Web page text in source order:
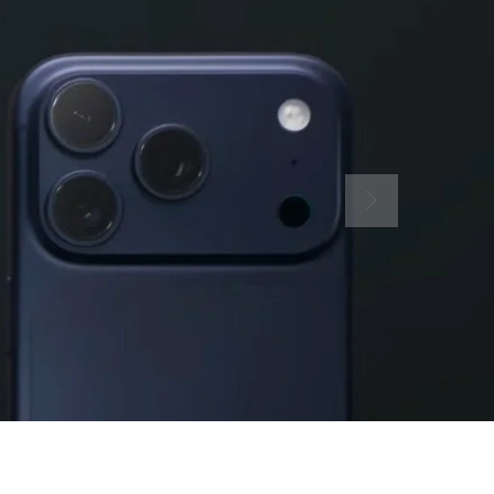
Boutique Game
MANETTES,
D'AUTRES
disponibles ici !